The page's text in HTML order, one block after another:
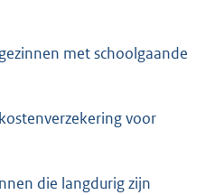
met schoolgaande
voor
die langdurig zijn